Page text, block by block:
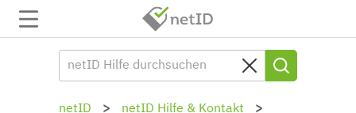
netID
netID Hilfe & Kontakt